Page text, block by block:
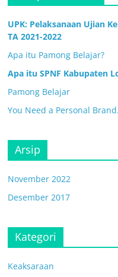
UPK: Pelaksanaan Ujian
TA 2021-2022
Apa itu Pamong Belajar?
Apa itu SPNF Kabupaten
Pamong Belajar
You Need a Personal
Arsip
November 2022
Desember 2017
Kategori
Keaksaraan